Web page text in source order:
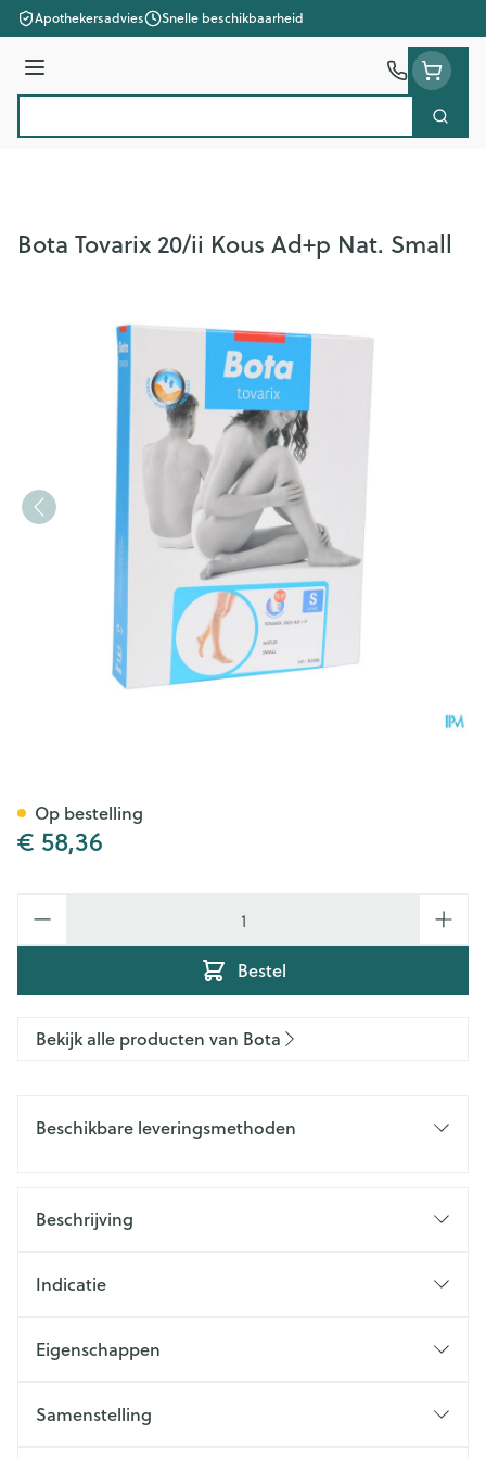
Ga naar de inhoud
Apothekersadvies Snelle beschikbaarheid
Menu
Zoek
Bota Tovarix 20/ii Kous Ad+p Nat. Small
€ 58,36
Bestel
Op bestelling
Bekijk alle producten van Bota
Beschikbare leveringsmethoden
Beschrijving
Indicatie
Eigenschappen
Samenstelling